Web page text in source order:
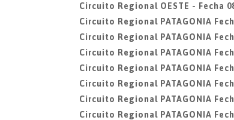
Circuito Regional OESTE - Fecha
Circuito Regional PATAGONIA
Circuito Regional PATAGONIA
Circuito Regional PATAGONIA
Circuito Regional PATAGONIA
Circuito Regional PATAGONIA
Circuito Regional PATAGONIA
Circuito Regional PATAGONIA